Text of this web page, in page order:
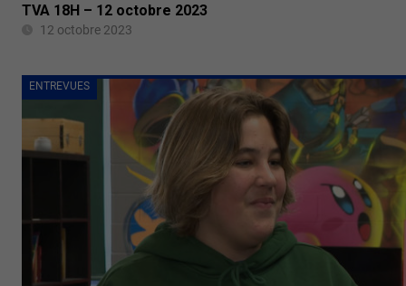
TVA 18H – 12 octobre 2023
12 octobre 2023
ENTREVUES